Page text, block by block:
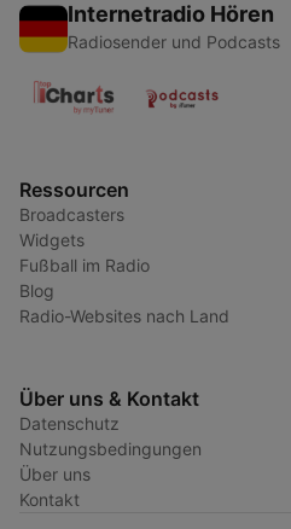
Internetradio Hören
Radiosender und Podcasts
Ressourcen
Broadcasters
Widgets
Fußball im Radio
Blog
Radio-Websites nach Land
Über uns & Kontakt
Datenschutz
Nutzungsbedingungen
Über uns
Kontakt